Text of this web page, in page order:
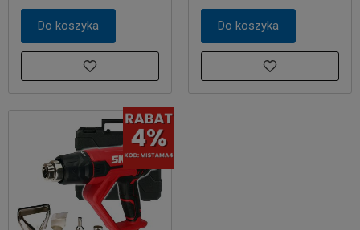
Do koszyka Do koszyka